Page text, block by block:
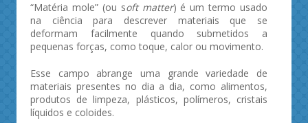
“Matéria mole” (ou soft matter) é um termo usado
na ciência para descrever materiais que se
deformam facilmente quando submetidos a
pequenas forças, como toque, calor ou movimento.
Esse campo abrange uma grande variedade de
materiais presentes no dia a dia, como alimentos,
produtos de limpeza, plásticos, polímeros, cristais
líquidos e coloides.